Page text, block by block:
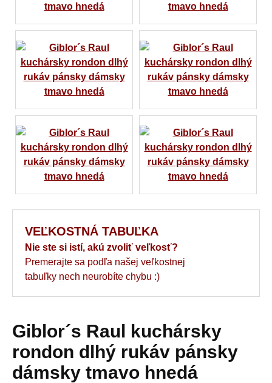
Giblor´s Raul kuchársky
rondon dlhý rukáv pánsky
dámsky tmavo hnedá
VEĽKOSTNÁ TABUĽKA
Nie ste si istí, akú zvoliť veľkosť?
Premerajte sa podľa našej veľkostnej
tabuľky nech neurobíte chybu :)